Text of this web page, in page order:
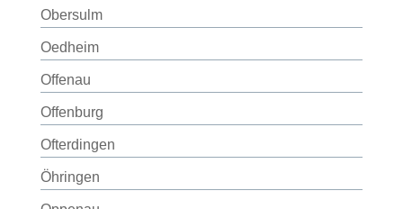
Obersulm
Oedheim
Offenau
Offenburg
Ofterdingen
Öhringen